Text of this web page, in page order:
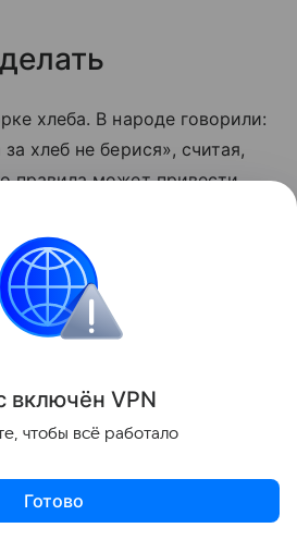
хлеба. В народе говорили:
хлеб не берися», считая,
правила может привести
включён VPN
чтобы всё работало
Готово